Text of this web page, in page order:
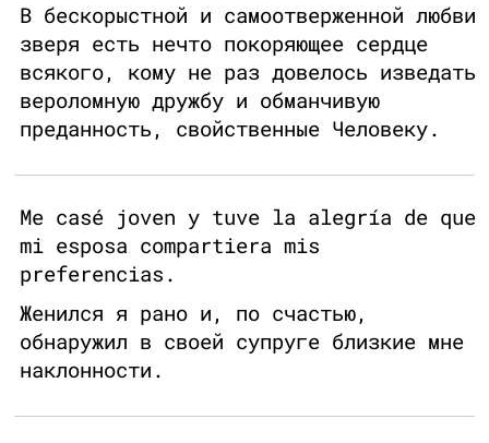
В бескорыстной и самоотверженной любви
зверя есть нечто покоряющее сердце
всякого, кому не раз довелось изведать
вероломную дружбу и обманчивую
преданность, свойственные Человеку.
Me casé joven y tuve la alegría de que
mi esposa compartiera mis
preferencias.
Женился я рано и, по счастью,
обнаружил в своей супруге близкие мне
наклонности.